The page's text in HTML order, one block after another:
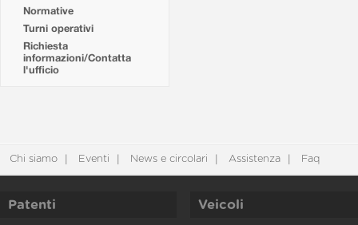
Normative
Turni operativi
Richiesta
informazioni/Contatta
l'ufficio
Chi siamo Eventi News e circolari Assistenza Faq
Patenti Veicoli